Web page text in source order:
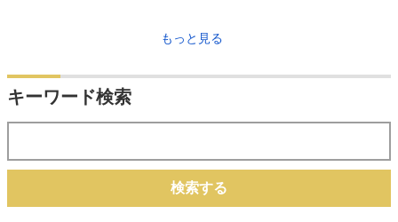
もっと見る
キーワード検索
検索する